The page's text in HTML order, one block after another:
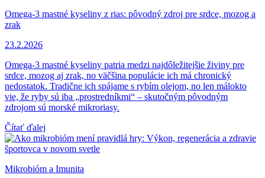
Omega-3 mastné kyseliny z rias: pôvodný zdroj pre srdce, mozog a
zrak
23.2.2026
Omega-3 mastné kyseliny patria medzi najdôležitejšie živiny pre
srdce, mozog aj zrak, no väčšina populácie ich má chronický
nedostatok. Tradične ich spájame s rybím olejom, no len málokto
vie, že ryby sú iba „prostredníkmi“ – skutočným pôvodným
zdrojom sú morské mikroriasy.
Čítať ďalej
Mikrobióm a Imunita